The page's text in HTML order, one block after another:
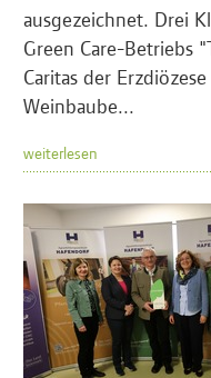
ausgezeichnet. Drei
Green Care-Betriebs
Caritas der
Weinbaube...
weiterlesen